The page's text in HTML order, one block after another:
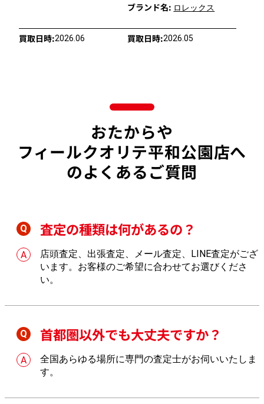
買取日時:2026.06
ブランド名: ロレックス
買取日時:2026.05
おたからや
フィールクオリテ平和公園店へ
のよくあるご質問
査定の種類は何があるの？
店頭査定、出張査定、メール査定、LINE査定がござ
います。お客様のご希望に合わせてお選びくださ
い。
首都圏以外でも大丈夫ですか？
全国あらゆる場所に専門の査定士がお伺いいたしま
す。